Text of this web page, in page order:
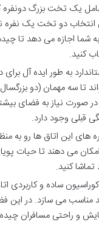
یک تخت بزرگ دونفره
انتخاب دو تخت یک نفره
شما اجازه می دهد تا
کنید.
به طور ایده آل
تا سه مهمان (دو
صورت نیاز به فضای
قبلی وجود دارد.
های این اتاق ها رو به
می دهند تا حیات
کنید.
ساده و کاربردی
مناسب می سازد. در این
و راحتی مسافران